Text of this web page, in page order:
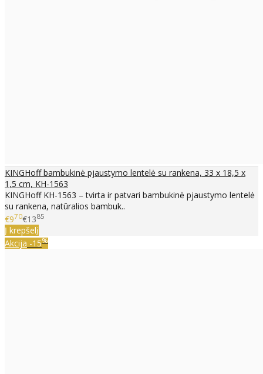
KINGHoff bambukinė pjaustymo lentelė su rankena, 33 x 18,5 x
1,5 cm, KH-1563
KINGHoff KH-1563 – tvirta ir patvari bambukinė pjaustymo lentelė
su rankena, natūralios bambuk..
€970€1385
Į krepšelį
Akcija -15%